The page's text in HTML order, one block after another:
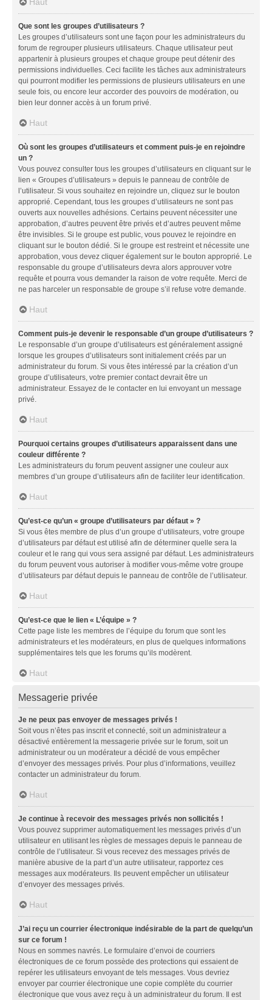
Que sont les groupes d’utilisateurs ?
Les groupes d’utilisateurs sont une façon pour les administrateurs du
forum de regrouper plusieurs utilisateurs. Chaque utilisateur peut
appartenir à plusieurs groupes et chaque groupe peut détenir des
permissions individuelles. Ceci facilite les tâches aux administrateurs
qui pourront modifier les permissions de plusieurs utilisateurs en une
seule fois, ou encore leur accorder des pouvoirs de modération, ou
bien leur donner accès à un forum privé.
Haut
Où sont les groupes d’utilisateurs et comment puis-je en rejoindre
un ?
Vous pouvez consulter tous les groupes d’utilisateurs en cliquant sur le
lien « Groupes d’utilisateurs » depuis le panneau de contrôle de
l’utilisateur. Si vous souhaitez en rejoindre un, cliquez sur le bouton
approprié. Cependant, tous les groupes d’utilisateurs ne sont pas
ouverts aux nouvelles adhésions. Certains peuvent nécessiter une
approbation, d’autres peuvent être privés et d’autres peuvent même
être invisibles. Si le groupe est public, vous pouvez le rejoindre en
cliquant sur le bouton dédié. Si le groupe est restreint et nécessite une
approbation, vous devez cliquer également sur le bouton approprié. Le
responsable du groupe d’utilisateurs devra alors approuver votre
requête et pourra vous demander la raison de votre requête. Merci de
ne pas harceler un responsable de groupe s’il refuse votre demande.
Haut
Comment puis-je devenir le responsable d’un groupe d’utilisateurs ?
Le responsable d’un groupe d’utilisateurs est généralement assigné
lorsque les groupes d’utilisateurs sont initialement créés par un
administrateur du forum. Si vous êtes intéressé par la création d’un
groupe d’utilisateurs, votre premier contact devrait être un
administrateur. Essayez de le contacter en lui envoyant un message
privé.
Haut
Pourquoi certains groupes d’utilisateurs apparaissent dans une
couleur différente ?
Les administrateurs du forum peuvent assigner une couleur aux
membres d’un groupe d’utilisateurs afin de faciliter leur identification.
Haut
Qu’est-ce qu’un « groupe d’utilisateurs par défaut » ?
Si vous êtes membre de plus d’un groupe d’utilisateurs, votre groupe
d’utilisateurs par défaut est utilisé afin de déterminer quelle sera la
couleur et le rang qui vous sera assigné par défaut. Les administrateurs
du forum peuvent vous autoriser à modifier vous-même votre groupe
d’utilisateurs par défaut depuis le panneau de contrôle de l’utilisateur.
Haut
Qu’est-ce que le lien « L’équipe » ?
Cette page liste les membres de l’équipe du forum que sont les
administrateurs et les modérateurs, en plus de quelques informations
supplémentaires tels que les forums qu’ils modèrent.
Haut
Messagerie privée
Je ne peux pas envoyer de messages privés !
Soit vous n’êtes pas inscrit et connecté, soit un administrateur a
désactivé entièrement la messagerie privée sur le forum, soit un
administrateur ou un modérateur a décidé de vous empêcher
d’envoyer des messages privés. Pour plus d’informations, veuillez
contacter un administrateur du forum.
Haut
Je continue à recevoir des messages privés non sollicités !
Vous pouvez supprimer automatiquement les messages privés d’un
utilisateur en utilisant les règles de messages depuis le panneau de
contrôle de l’utilisateur. Si vous recevez des messages privés de
manière abusive de la part d’un autre utilisateur, rapportez ces
messages aux modérateurs. Ils peuvent empêcher un utilisateur
d’envoyer des messages privés.
Haut
J’ai reçu un courrier électronique indésirable de la part de quelqu’un
sur ce forum !
Nous en sommes navrés. Le formulaire d’envoi de courriers
électroniques de ce forum possède des protections qui essaient de
repérer les utilisateurs envoyant de tels messages. Vous devriez
envoyer par courrier électronique une copie complète du courrier
électronique que vous avez reçu à un administrateur du forum. Il est